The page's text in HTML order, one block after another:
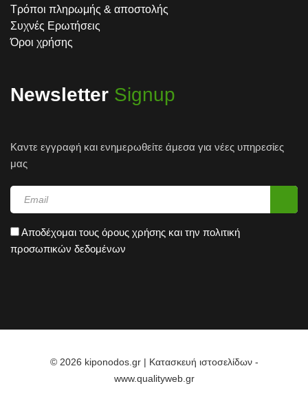
Τρόποι πληρωμής & αποστολής
Συχνές Ερωτήσεις
Όροι χρήσης
Newsletter Signup
Καντε εγγραφή και ενημερωθείτε άμεσα για νέες υπηρεσίες
μας
Αποδέχομαι τους όρους χρήσης και την πολιτική
προσωπικών δεδομένων
© 2026 kiponodos.gr | Κατασκευή ιστοσελίδων -
www.qualityweb.gr